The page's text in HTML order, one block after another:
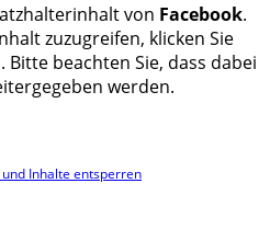
von Facebook.
zuzugreifen, klicken Sie
beachten Sie, dass dabei
werden.
Inhalte entsperren